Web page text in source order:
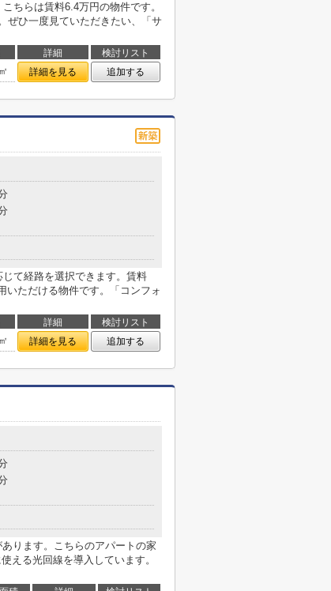
ちらは賃料6.4万円の物件です。
ぜひ一度見ていただきたい、「サ
詳細
検討リスト
詳細を見る 追加する
て経路を選択できます。賃料
いただける物件です。「コンフォ
詳細
検討リスト
詳細を見る 追加する
ります。こちらのアパートの家
える光回線を導入しています。